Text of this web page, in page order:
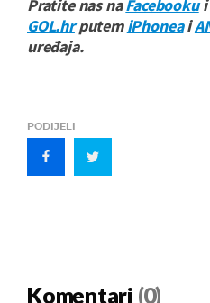
Pratite nas naFacebookui
GOL.hrputemiPhoneai
uređaja.
PODIJELI
Komentari (0)